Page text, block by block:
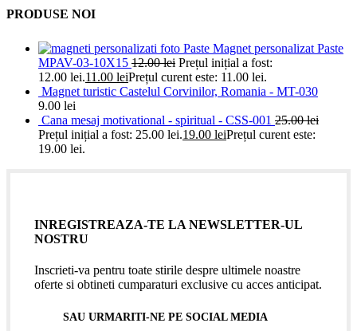
PRODUSE NOI
Magnet personalizat Paste
MPAV-03-10X15 12.00lei Prețul inițial a fost:
12.00 lei.11.00 leiPrețul curent este: 11.00 lei.
Magnet turistic Castelul Corvinilor, Romania - MT-030
9.00 lei
Cana mesaj motivational - spiritual - CSS-001 25.00lei
Prețul inițial a fost: 25.00 lei.19.00 leiPrețul curent este:
19.00 lei.
INREGISTREAZA-TE LA NEWSLETTER-UL
NOSTRU
Inscrieti-va pentru toate stirile despre ultimele noastre
oferte si obtineti cumparaturi exclusive cu acces anticipat.
SAU URMARITI-NE PE SOCIAL MEDIA